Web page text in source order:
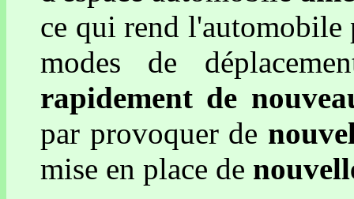
ce qui rend l'automobile
modes de
rapidement de
par provoquer de
mise en place de